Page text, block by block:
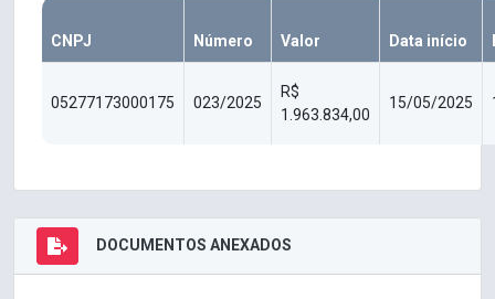
CNPJ Número Valor Data início
05277173000175 023/2025
R$
1.963.834,00
15/05/2025
DOCUMENTOS ANEXADOS